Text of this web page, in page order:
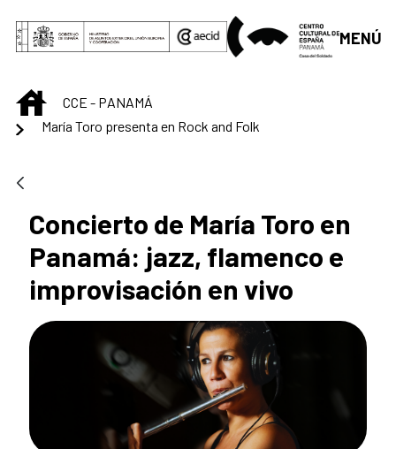
Saltar al contenido principal
MENÚ
INICIOCCE - PANAMÁ
María Toro presenta en Rock and Folk
Concierto de María Toro en
Panamá: jazz, flamenco e
improvisación en vivo